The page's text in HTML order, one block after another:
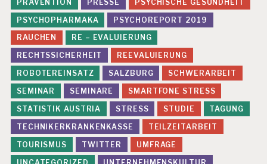
U
D
IE
PRÄVENTION
PRESSE
PSYCHISCHE GESUNDHEIT
PSYCHOPHARMAKA
PSYCHOREPORT 2019
RAUCHEN
RE – EVALUIERUNG
RECHTSSICHERHEIT
REEVALUIERUNG
ROBOTEREINSATZ
SALZBURG
SCHWERARBEIT
SEMINAR
SEMINARE
SMARTFONE STRESS
STATISTIK AUSTRIA
STRESS STUDIE
TAGUNG
TECHNIKERKRANKENKASSE
TEILZEITARBEIT
TOURISMUS
TWITTER
UMFRAGE